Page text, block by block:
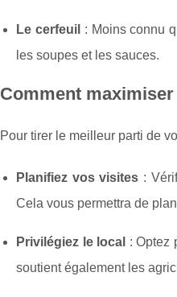
Le cerfeuil : Moins connu
les soupes et les sauces.
Comment
Pour tirer le meilleur parti de
Planifiez vos visites :
Cela vous permettra de
Privilégiez le local : Optez
soutient également les